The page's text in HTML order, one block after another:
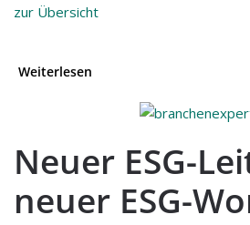
zur Über­sicht
Weiterlesen
Neuer ESG-
neuer ESG-